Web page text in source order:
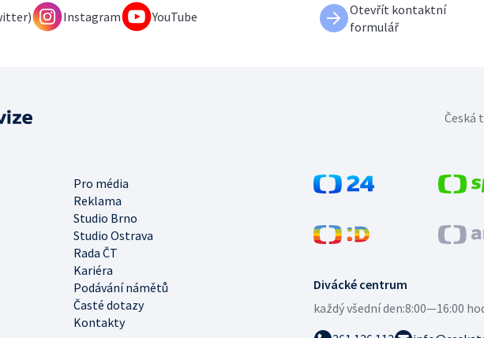
Instagram YouTube
Otevřít kontaktní
formulář
Divácké centrum
každý všední den:8:00—16:00
Pro média
Reklama
Studio Brno
Studio Ostrava
Rada ČT
Kariéra
Podávání námětů
Časté dotazy
Kontakty
Česká